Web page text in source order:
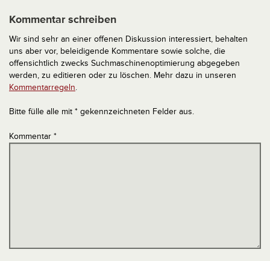
Kommentar schreiben
Wir sind sehr an einer offenen Diskussion interessiert, behalten
uns aber vor, beleidigende Kommentare sowie solche, die
offensichtlich zwecks Suchmaschinenoptimierung abgegeben
werden, zu editieren oder zu löschen. Mehr dazu in unseren
Kommentarregeln.
Bitte fülle alle mit * gekennzeichneten Felder aus.
Kommentar *